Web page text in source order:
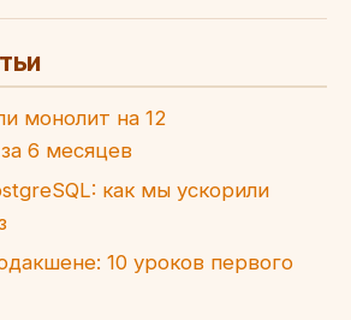
монолит на 12
6 месяцев
как мы ускорили
10 уроков первого